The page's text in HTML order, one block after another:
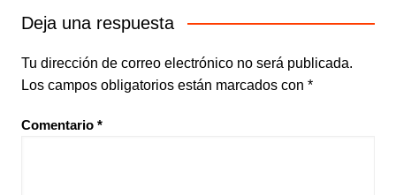
Deja una respuesta
Tu dirección de correo electrónico no será publicada.
Los campos obligatorios están marcados con *
Comentario *